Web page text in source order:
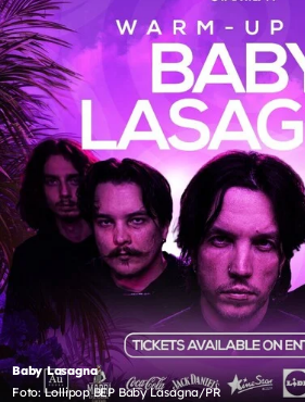
Baby Lasagna
Foto: Lollipop BEP Baby Lasagna/PR